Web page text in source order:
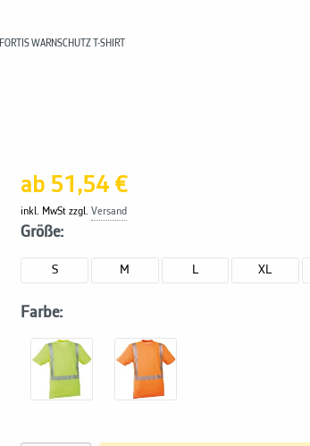
FORTIS WARNSCHUTZ T-SHIRT
ab 51,54 €
inkl. MwSt zzgl.Versand
Größe:
S M L XL
Farbe: